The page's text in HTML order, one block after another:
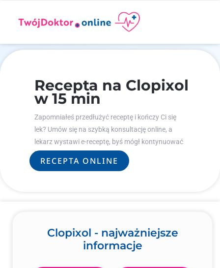
Recepta na Clopixol
w 15 min
Zapomniałeś przedłużyć receptę i kończy Ci się
lek? Umów się na szybką konsultację online, a
lekarz wystawi e-receptę, byś mógł kontynuować
leczenie.
RECEPTA ONLINE
Clopixol - najważniejsze
informacje